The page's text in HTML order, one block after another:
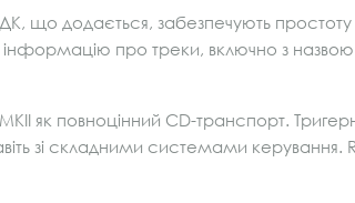
ДК, що додається, забезпечують
про треки, включно з назвою
як повноцінний CD-транспорт.
зі складними системами керування.